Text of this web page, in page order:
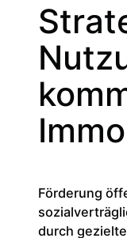
Förderung
durch